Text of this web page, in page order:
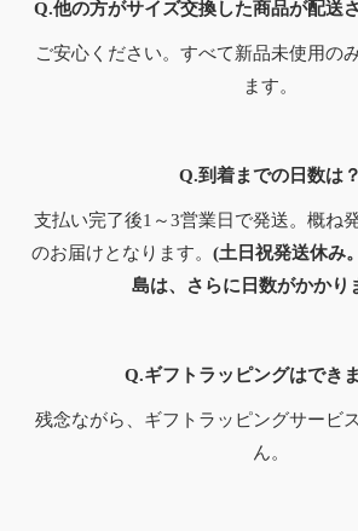
Q.他の方がサイズ交換した商品が配送
ご安心ください。すべて新品未使用の
ます。
Q.到着までの日数は？
支払い完了後1～3営業日で発送。概ね
のお届けとなります。(土日祝発送休み
島は、さらに日数がかかり
Q.ギフトラッピングはでき
残念ながら、ギフトラッピングサービ
ん。